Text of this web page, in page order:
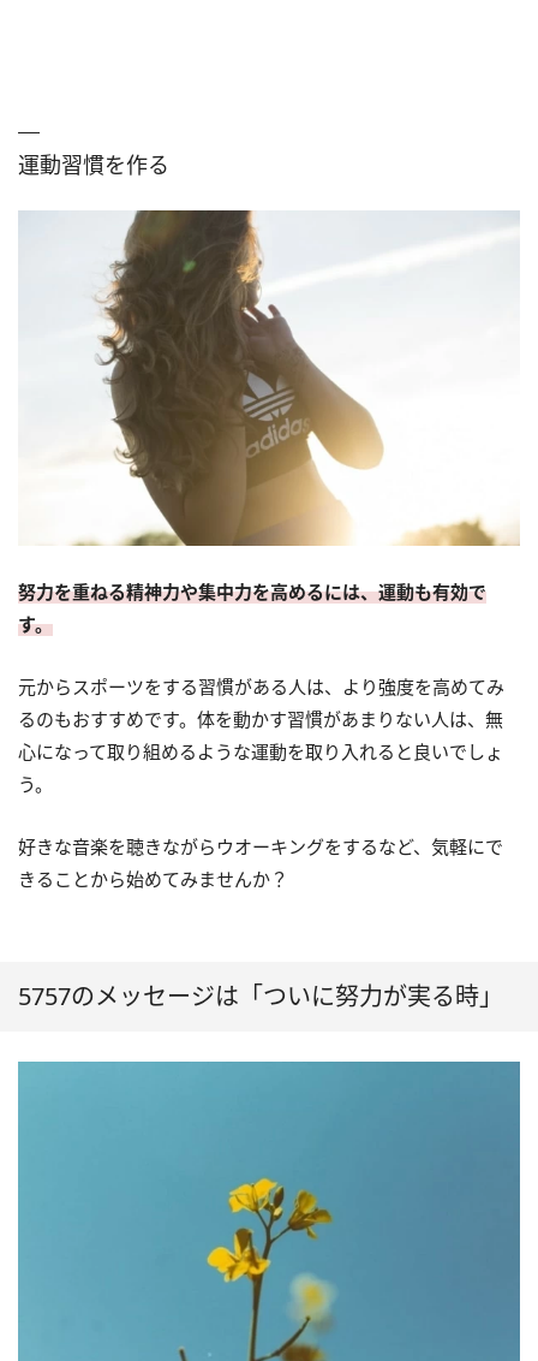
運動習慣を作る
努力を重ねる精神力や集中力を高めるには、運動も有効で
す。
元からスポーツをする習慣がある人は、より強度を高めてみ
るのもおすすめです。体を動かす習慣があまりない人は、無
心になって取り組めるような運動を取り入れると良いでしょ
う。
好きな音楽を聴きながらウオーキングをするなど、気軽にで
きることから始めてみませんか？
5757のメッセージは「ついに努力が実る時」